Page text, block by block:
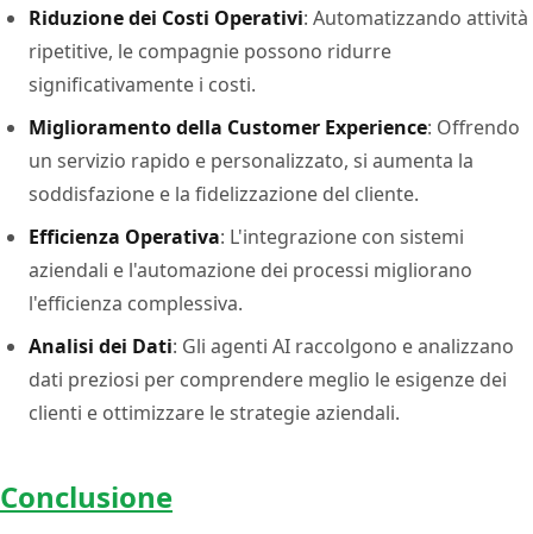
Riduzione dei Costi Operativi: Automatizzando attività
ripetitive, le compagnie possono ridurre
significativamente i costi.
Miglioramento della Customer Experience: Offrendo
un servizio rapido e personalizzato, si aumenta la
soddisfazione e la fidelizzazione del cliente.
Efficienza Operativa: L'integrazione con sistemi
aziendali e l'automazione dei processi migliorano
l'efficienza complessiva.
Analisi dei Dati: Gli agenti AI raccolgono e analizzano
dati preziosi per comprendere meglio le esigenze dei
clienti e ottimizzare le strategie aziendali.
Conclusione